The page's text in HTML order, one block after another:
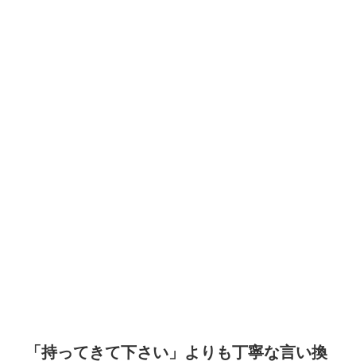
「持ってきて下さい」よりも丁寧な言い換